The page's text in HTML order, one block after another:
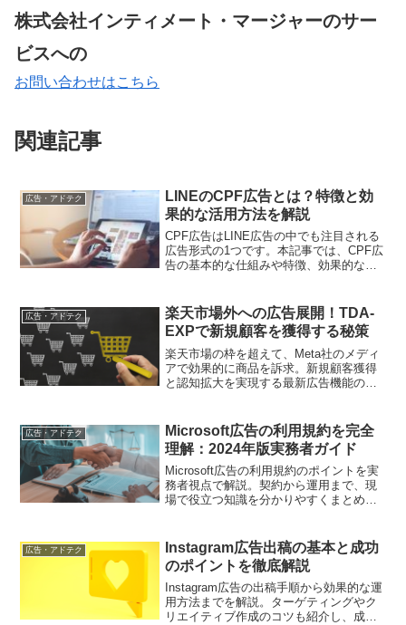
株式会社インティメート・マージャーのサー
ビスへの
お問い合わせはこちら
関連記事
広告・アドテク
LINEのCPF広告とは？特徴と効
果的な活用方法を解説
CPF広告はLINE広告の中でも注目される
広告形式の1つです。本記事では、CPF広
告の基本的な仕組みや特徴、効果的な活
作成から運用までのコツをお伝えしま
す。
広告・アドテク
楽天市場外への広告展開！TDA-
EXPで新規顧客を獲得する秘策
楽天市場の枠を超えて、Meta社のメディ
アで効果的に商品を訴求。新規顧客獲得
と認知拡大を実現する最新広告機能の全
広告・アドテク
Microsoft広告の利用規約を完全
理解：2024年版実務者ガイド
Microsoft広告の利用規約のポイントを実
務者視点で解説。契約から運用まで、現
場で役立つ知識を分かりやすくまとめま
広告・アドテク
Instagram広告出稿の基本と成功
のポイントを徹底解説
Instagram広告の出稿手順から効果的な運
用方法までを解説。ターゲティングやク
リエイティブ作成のコツも紹介し、成果